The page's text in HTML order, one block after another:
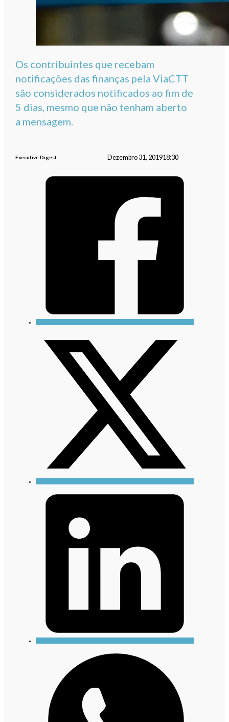
Os contribuintes que recebam
notificações das finanças pela ViaCTT
são considerados notificados ao fim de
5 dias, mesmo que não tenham aberto
a mensagem.
Executive Digest Dezembro 31, 201918:30